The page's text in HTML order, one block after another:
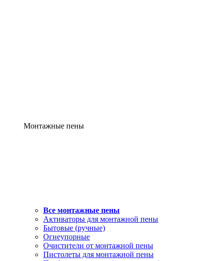
Монтажные пены
Все монтажные пены
Активаторы для монтажной пены
Бытовые (ручные)
Огнеупорные
Очистители от монтажной пены
Пистолеты для монтажной пены